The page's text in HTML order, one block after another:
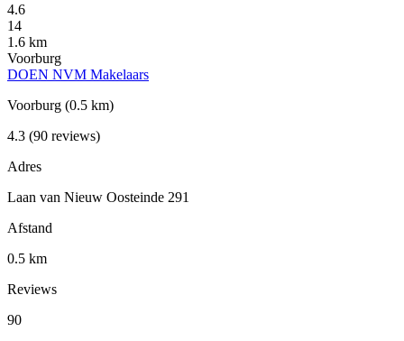
4.6
14
1.6 km
Voorburg
DOEN NVM Makelaars
Voorburg (0.5 km)
4.3 (90 reviews)
Adres
Laan van Nieuw Oosteinde 291
Afstand
0.5 km
Reviews
90